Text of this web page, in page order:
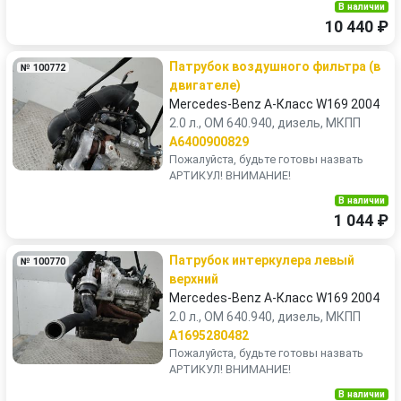
В наличии
10 440 ₽
№ 100772
Патрубок воздушного фильтра (в
двигателе)
Mercedes-Benz A-Класс W169 2004
2.0 л., OM 640.940, дизель, МКПП
A6400900829
Пожалуйста, будьте готовы назвать
АРТИКУЛ! ВНИМАНИЕ!
В наличии
1 044 ₽
№ 100770
Патрубок интеркулера левый
верхний
Mercedes-Benz A-Класс W169 2004
2.0 л., OM 640.940, дизель, МКПП
A1695280482
Пожалуйста, будьте готовы назвать
АРТИКУЛ! ВНИМАНИЕ!
В наличии